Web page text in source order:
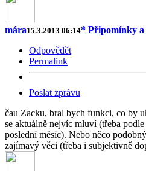
mára15.3.2013 06:14* Připomínky
Odpovědět
Permalink
Poslat zprávu
čau Zacku, bral bych funkci, co by
se aktuálně nejvíc mluví (třeba
poslední měsíc). Nebo něco
zajímavý věci (třeba i subjektivně